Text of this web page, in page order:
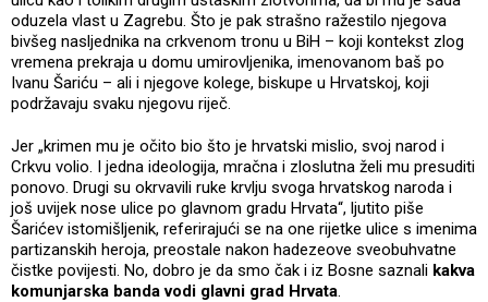
oduzela vlast u Zagrebu. Što je pak strašno ražestilo njegova
bivšeg nasljednika na crkvenom tronu u BiH – koji kontekst zlog
vremena prekraja u domu umirovljenika, imenovanom baš po
Ivanu Šariću – ali i njegove kolege, biskupe u Hrvatskoj, koji
podržavaju svaku njegovu riječ.
Jer „krimen mu je očito bio što je hrvatski mislio, svoj narod i
Crkvu volio. I jedna ideologija, mračna i zloslutna želi mu presuditi
ponovo. Drugi su okrvavili ruke krvlju svoga hrvatskog naroda i
još uvijek nose ulice po glavnom gradu Hrvata“, ljutito piše
Šarićev istomišljenik, referirajući se na one rijetke ulice s imenima
partizanskih heroja, preostale nakon hadezeove sveobuhvatne
čistke povijesti. No, dobro je da smo čak i iz Bosne saznali kakva
komunjarska banda vodi glavni grad Hrvata